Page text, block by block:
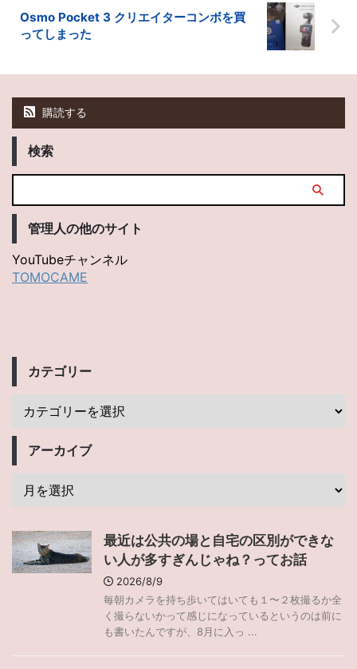
Osmo Pocket 3 クリエイターコンボを買
ってしまった
購読する
検索
管理人の他のサイト
YouTubeチャンネル
TOMOCAME
カテゴリー
アーカイブ
最近は公共の場と自宅の区別ができな
い人が多すぎんじゃね？ってお話
2026/8/9
毎朝カメラを持ち歩いてはいても１〜２枚撮るか全
く撮らないかって感じになっているというのは前に
も書いたんですが、8月に入っ ...